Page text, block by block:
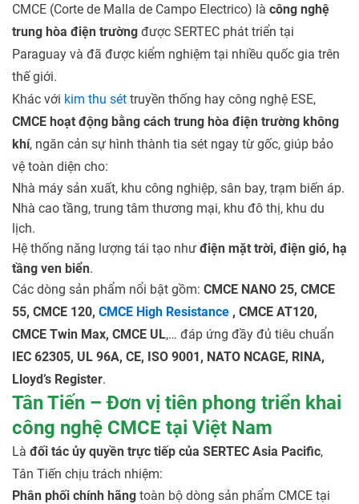
CMCE (Corte de Malla de Campo Electrico) là công nghệ
trung hòa điện trường được SERTEC phát triển tại
Paraguay và đã được kiểm nghiệm tại nhiều quốc gia trên
thế giới.
Khác với kim thu sét truyền thống hay công nghệ ESE,
CMCE hoạt động bằng cách trung hòa điện trường không
khí, ngăn cản sự hình thành tia sét ngay từ gốc, giúp bảo
vệ toàn diện cho:
Nhà máy sản xuất, khu công nghiệp, sân bay, trạm biến áp.
Nhà cao tầng, trung tâm thương mại, khu đô thị, khu du
lịch.
Hệ thống năng lượng tái tạo như điện mặt trời, điện gió, hạ
tầng ven biển.
Các dòng sản phẩm nổi bật gồm: CMCE NANO 25, CMCE
55, CMCE 120, CMCE High Resistance , CMCE AT120,
CMCE Twin Max, CMCE UL,… đáp ứng đầy đủ tiêu chuẩn
IEC 62305, UL 96A, CE, ISO 9001, NATO NCAGE, RINA,
Lloyd’s Register.
Tân Tiến – Đơn vị tiên phong triển khai
công nghệ CMCE tại Việt Nam
Là đối tác ủy quyền trực tiếp của SERTEC Asia Pacific,
Tân Tiến chịu trách nhiệm:
Phân phối chính hãng toàn bộ dòng sản phẩm CMCE tại